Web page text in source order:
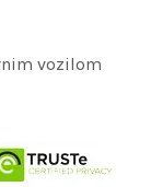
vozilom